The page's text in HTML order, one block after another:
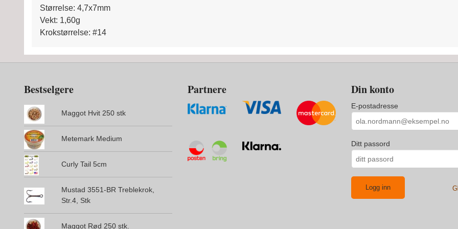
Størrelse: 4,7x7mm
Vekt: 1,60g
Krokstørrelse: #14
Bestselgere
Maggot Hvit 250 stk
Metemark Medium
Curly Tail 5cm
Mustad 3551-BR Treblekrok,
Str.4, Stk
Maggot Rød 250 stk.
Partnere Din konto
E-postadresse
Ditt passord